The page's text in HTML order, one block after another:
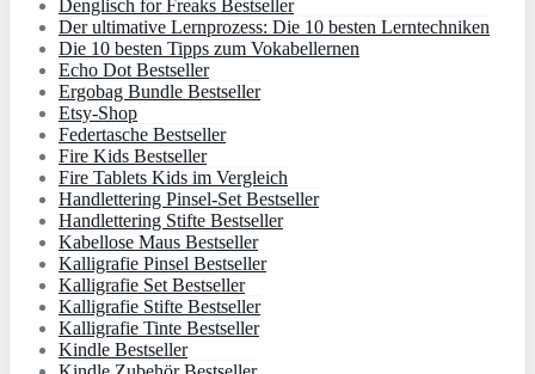
Denglisch for Freaks Bestseller
Der ultimative Lernprozess: Die 10 besten Lerntechniken
Die 10 besten Tipps zum Vokabellernen
Echo Dot Bestseller
Ergobag Bundle Bestseller
Etsy-Shop
Federtasche Bestseller
Fire Kids Bestseller
Fire Tablets Kids im Vergleich
Handlettering Pinsel-Set Bestseller
Handlettering Stifte Bestseller
Kabellose Maus Bestseller
Kalligrafie Pinsel Bestseller
Kalligrafie Set Bestseller
Kalligrafie Stifte Bestseller
Kalligrafie Tinte Bestseller
Kindle Bestseller